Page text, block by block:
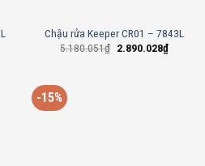
Chậu rửa Keeper CR01 – 7843L
5.180.051₫ 2.890.028₫
-15%